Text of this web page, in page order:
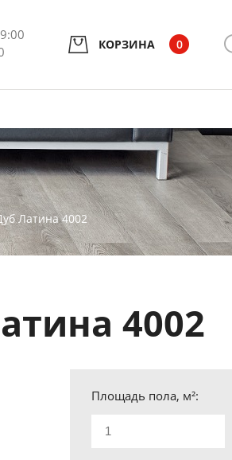
КОРЗИНА 0
Латина 4002
4002
Площадь пола, м²: